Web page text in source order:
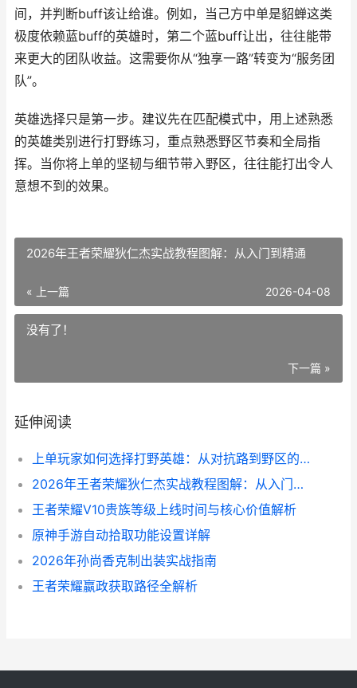
间，并判断buff该让给谁。例如，当己方中单是貂蝉这类
极度依赖蓝buff的英雄时，第二个蓝buff让出，往往能带
来更大的团队收益。这需要你从“独享一路”转变为“服务团
队”。
英雄选择只是第一步。建议先在匹配模式中，用上述熟悉
的英雄类别进行打野练习，重点熟悉野区节奏和全局指
挥。当你将上单的坚韧与细节带入野区，往往能打出令人
意想不到的效果。
2026年王者荣耀狄仁杰实战教程图解：从入门到精通
« 上一篇 2026-04-08
没有了！
下一篇 »
延伸阅读
上单玩家如何选择打野英雄：从对抗路到野区的战术迁移
2026年王者荣耀狄仁杰实战教程图解：从入门到精通
王者荣耀V10贵族等级上线时间与核心价值解析
原神手游自动拾取功能设置详解
2026年孙尚香克制出装实战指南
王者荣耀嬴政获取路径全解析